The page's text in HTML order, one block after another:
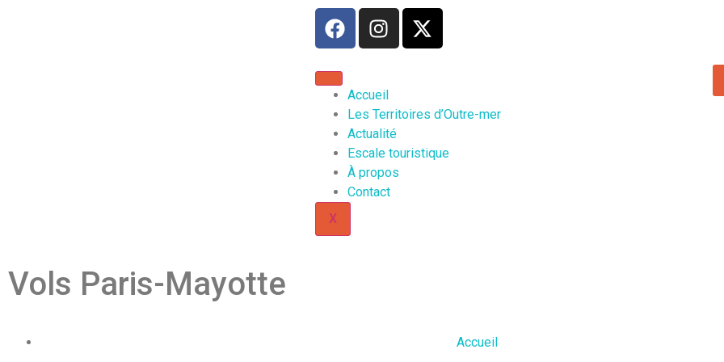
Accueil
Les Territoires d’Outre-mer
Actualité
Escale touristique
À propos
Contact
X
Vols Paris-Mayotte
Accueil